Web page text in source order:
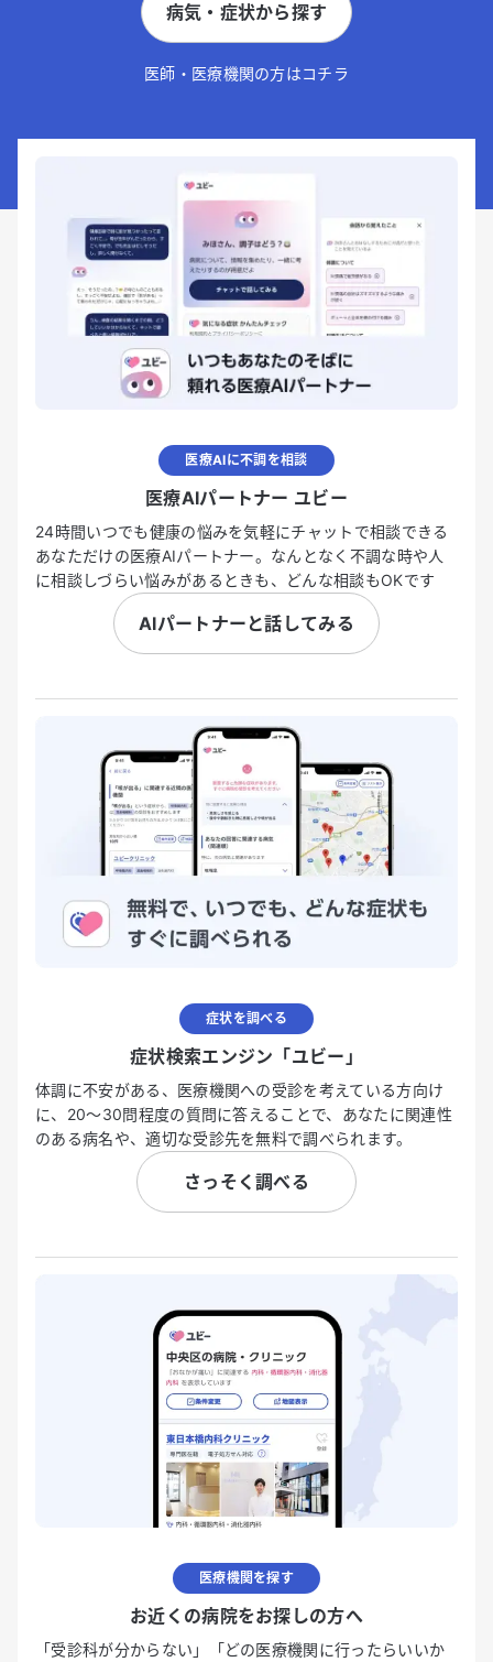
病気・症状から探す
医師・医療機関の方はコチラ
医療AIに不調を相談
医療AIパートナー ユビー
24時間いつでも健康の悩みを気軽にチャットで相談できる
あなただけの医療AIパートナー。なんとなく不調な時や人
に相談しづらい悩みがあるときも、どんな相談もOKです
AIパートナーと話してみる
症状を調べる
症状検索エンジン「ユビー」
体調に不安がある、医療機関への受診を考えている方向け
に、20〜30問程度の質問に答えることで、あなたに関連性
のある病名や、適切な受診先を無料で調べられます。
さっそく調べる
医療機関を探す
お近くの病院をお探しの方へ
「受診科が分からない」「どの医療機関に行ったらいいか